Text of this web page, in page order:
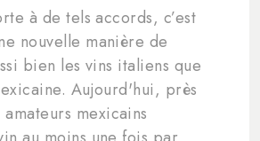
à de tels accords, c’est
nouvelle manière de
bien les vins italiens que
Aujourd'hui, près
mexicains